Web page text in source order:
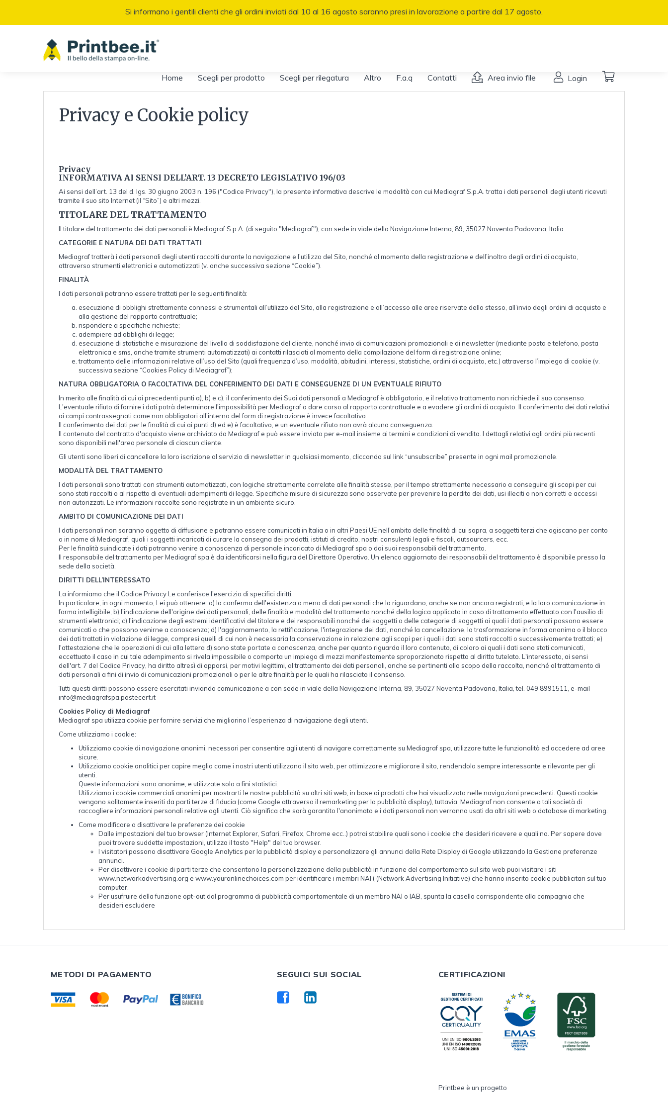
Si informano i gentili clienti che gli ordini inviati dal 10 al 16 agosto saranno presi in lavorazione a partire dal 17 agosto.
Home Scegli per prodotto Scegli per rilegatura Altro F.a.q Contatti Area invio file Login
Privacy e Cookie policy
Privacy
INFORMATIVA AI SENSI DELL’ART. 13 DECRETO LEGISLATIVO 196/03
Ai sensi dell’art. 13 del d. lgs. 30 giugno 2003 n. 196 ("Codice Privacy"), la presente informativa descrive le modalità con cui Mediagraf S.p.A. tratta i dati personali degli utenti ricevuti
tramite il suo sito Internet (il “Sito”) e altri mezzi.
TITOLARE DEL TRATTAMENTO
Il titolare del trattamento dei dati personali è Mediagraf S.p.A. (di seguito "Mediagraf"), con sede in viale della Navigazione Interna, 89, 35027 Noventa Padovana, Italia.
CATEGORIE E NATURA DEI DATI TRATTATI
Mediagraf tratterà i dati personali degli utenti raccolti durante la navigazione e l’utilizzo del Sito, nonché al momento della registrazione e dell’inoltro degli ordini di acquisto,
attraverso strumenti elettronici e automatizzati (v. anche successiva sezione “Cookie”).
FINALITÀ
I dati personali potranno essere trattati per le seguenti finalità:
esecuzione di obblighi strettamente connessi e strumentali all’utilizzo del Sito, alla registrazione e all’accesso alle aree riservate dello stesso, all’invio degli ordini di acquisto e
alla gestione del rapporto contrattuale;
rispondere a specifiche richieste;
adempiere ad obblighi di legge;
esecuzione di statistiche e misurazione del livello di soddisfazione del cliente, nonché invio di comunicazioni promozionali e di newsletter (mediante posta e telefono, posta
elettronica e sms, anche tramite strumenti automatizzati) ai contatti rilasciati al momento della compilazione del form di registrazione online;
trattamento delle informazioni relative all’uso del Sito (quali frequenza d’uso, modalità, abitudini, interessi, statistiche, ordini di acquisto, etc.) attraverso l’impiego di cookie (v.
successiva sezione “Cookies Policy di Mediagraf”);
NATURA OBBLIGATORIA O FACOLTATIVA DEL CONFERIMENTO DEI DATI E CONSEGUENZE DI UN EVENTUALE RIFIUTO
In merito alle finalità di cui ai precedenti punti a), b) e c), il conferimento dei Suoi dati personali a Mediagraf è obbligatorio, e il relativo trattamento non richiede il suo consenso.
L'eventuale rifiuto di fornire i dati potrà determinare l'impossibilità per Mediagraf a dare corso al rapporto contrattuale e a evadere gli ordini di acquisto. Il conferimento dei dati relativi
ai campi contrassegnati come non obbligatori all’interno del form di registrazione è invece facoltativo.
Il conferimento dei dati per le finalità di cui ai punti d) ed e) è facoltativo, e un eventuale rifiuto non avrà alcuna conseguenza.
Il contenuto del contratto d'acquisto viene archiviato da Mediagraf e può essere inviato per e-mail insieme ai termini e condizioni di vendita. I dettagli relativi agli ordini più recenti
sono disponibili nell'area personale di ciascun cliente.
Gli utenti sono liberi di cancellare la loro iscrizione al servizio di newsletter in qualsiasi momento, cliccando sul link “unsubscribe” presente in ogni mail promozionale.
MODALITÀ DEL TRATTAMENTO
I dati personali sono trattati con strumenti automatizzati, con logiche strettamente correlate alle finalità stesse, per il tempo strettamente necessario a conseguire gli scopi per cui
sono stati raccolti o al rispetto di eventuali adempimenti di legge. Specifiche misure di sicurezza sono osservate per prevenire la perdita dei dati, usi illeciti o non corretti e accessi
non autorizzati. Le informazioni raccolte sono registrate in un ambiente sicuro.
AMBITO DI COMUNICAZIONE DEI DATI
I dati personali non saranno oggetto di diffusione e potranno essere comunicati in Italia o in altri Paesi UE nell’ambito delle finalità di cui sopra, a soggetti terzi che agiscano per conto
o in nome di Mediagraf, quali i soggetti incaricati di curare la consegna dei prodotti, istituti di credito, nostri consulenti legali e fiscali, outsourcers, ecc.
Per le finalità suindicate i dati potranno venire a conoscenza di personale incaricato di Mediagraf spa o dai suoi responsabili del trattamento.
Il responsabile del trattamento per Mediagraf spa è da identificarsi nella figura del Direttore Operativo. Un elenco aggiornato dei responsabili del trattamento è disponibile presso la
sede della società.
DIRITTI DELL’INTERESSATO
La informiamo che il Codice Privacy Le conferisce l'esercizio di specifici diritti.
In particolare, in ogni momento, Lei può ottenere: a) la conferma dell'esistenza o meno di dati personali che la riguardano, anche se non ancora registrati, e la loro comunicazione in
forma intelligibile; b) l'indicazione dell'origine dei dati personali, delle finalità e modalità del trattamento nonché della logica applicata in caso di trattamento effettuato con l'ausilio di
strumenti elettronici; c) l'indicazione degli estremi identificativi del titolare e dei responsabili nonché dei soggetti o delle categorie di soggetti ai quali i dati personali possono essere
comunicati o che possono venirne a conoscenza; d) l'aggiornamento, la rettificazione, l'integrazione dei dati, nonché la cancellazione, la trasformazione in forma anonima o il blocco
dei dati trattati in violazione di legge, compresi quelli di cui non è necessaria la conservazione in relazione agli scopi per i quali i dati sono stati raccolti o successivamente trattati; e)
l'attestazione che le operazioni di cui alla lettera d) sono state portate a conoscenza, anche per quanto riguarda il loro contenuto, di coloro ai quali i dati sono stati comunicati,
eccettuato il caso in cui tale adempimento si rivela impossibile o comporta un impiego di mezzi manifestamente sproporzionato rispetto al diritto tutelato. L'interessato, ai sensi
dell'art. 7 del Codice Privacy, ha diritto altresì di opporsi, per motivi legittimi, al trattamento dei dati personali, anche se pertinenti allo scopo della raccolta, nonché al trattamento di
dati personali a fini di invio di comunicazioni promozionali o per le altre finalità per le quali ha rilasciato il consenso.
Tutti questi diritti possono essere esercitati inviando comunicazione a con sede in viale della Navigazione Interna, 89, 35027 Noventa Padovana, Italia, tel. 049 8991511, e-mail
info@mediagrafspa.postecert.it
Cookies Policy di Mediagraf
Mediagraf spa utilizza cookie per fornire servizi che migliorino l’esperienza di navigazione degli utenti.
Come utilizziamo i cookie:
Utilizziamo cookie di navigazione anonimi, necessari per consentire agli utenti di navigare correttamente su Mediagraf spa, utilizzare tutte le funzionalità ed accedere ad aree
sicure.
Utilizziamo cookie analitici per capire meglio come i nostri utenti utilizzano il sito web, per ottimizzare e migliorare il sito, rendendolo sempre interessante e rilevante per gli
utenti.
Queste informazioni sono anonime, e utilizzate solo a fini statistici.
Utilizziamo i cookie commerciali anonimi per mostrarti le nostre pubblicità su altri siti web, in base ai prodotti che hai visualizzato nelle navigazioni precedenti. Questi cookie
vengono solitamente inseriti da parti terze di fiducia (come Google attraverso il remarketing per la pubblicità display), tuttavia, Mediagraf non consente a tali società di
raccogliere informazioni personali relative agli utenti. Ciò significa che sarà garantito l'anonimato e i dati personali non verranno usati da altri siti web o database di marketing.
Come modificare o disattivare le preferenze dei cookie
Dalle impostazioni del tuo browser (Internet Explorer, Safari, Firefox, Chrome ecc..) potrai stabilire quali sono i cookie che desideri ricevere e quali no. Per sapere dove
puoi trovare suddette impostazioni, utilizza il tasto "Help" del tuo browser.
I visitatori possono disattivare Google Analytics per la pubblicità display e personalizzare gli annunci della Rete Display di Google utilizzando la Gestione preferenze
annunci.
Per disattivare i cookie di parti terze che consentono la personalizzazione della pubblicità in funzione del comportamento sul sito web puoi visitare i siti
www.networkadvertising.org e www.youronlinechoices.com per identificare i membri NAI ( (Network Advertising Initiative) che hanno inserito cookie pubblicitari sul tuo
computer.
Per usufruire della funzione opt-out dal programma di pubblicità comportamentale di un membro NAI o IAB, spunta la casella corrispondente alla compagnia che
desideri escludere
METODI DI PAGAMENTO SEGUICI SUI SOCIAL CERTIFICAZIONI
Printbee è un progetto